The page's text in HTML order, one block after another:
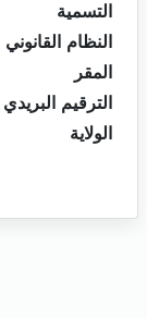
التسمية
النظام القانوني
المقر
الترقيم البريدي
الولاية